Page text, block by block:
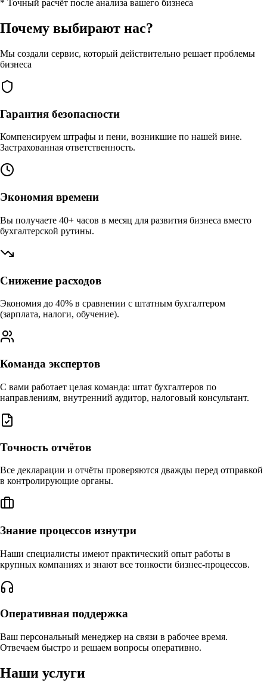
* Точный расчёт после анализа вашего бизнеса
Почему выбирают нас?
Мы создали сервис, который действительно решает проблемы
бизнеса
Гарантия безопасности
Компенсируем штрафы и пени, возникшие по нашей вине.
Застрахованная ответственность.
Экономия времени
Вы получаете 40+ часов в месяц для развития бизнеса вместо
бухгалтерской рутины.
Снижение расходов
Экономия до 40% в сравнении с штатным бухгалтером
(зарплата, налоги, обучение).
Команда экспертов
С вами работает целая команда: штат бухгалтеров по
направлениям, внутренний аудитор, налоговый консультант.
Точность отчётов
Все декларации и отчёты проверяются дважды перед отправкой
в контролирующие органы.
Знание процессов изнутри
Наши специалисты имеют практический опыт работы в
крупных компаниях и знают все тонкости бизнес-процессов.
Оперативная поддержка
Ваш персональный менеджер на связи в рабочее время.
Отвечаем быстро и решаем вопросы оперативно.
Наши услуги